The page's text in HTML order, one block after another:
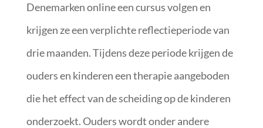
Denemarken online een cursus volgen en
krijgen ze een verplichte reflectieperiode van
drie maanden. Tijdens deze periode krijgen de
ouders en kinderen een therapie aangeboden
die het effect van de scheiding op de kinderen
onderzoekt. Ouders wordt onder andere